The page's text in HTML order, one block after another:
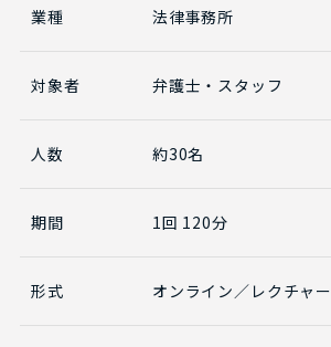
業種 法律事務所
対象者 弁護士・スタッフ
人数 約30名
期間 1回 120分
形式 オンライン／レクチャー